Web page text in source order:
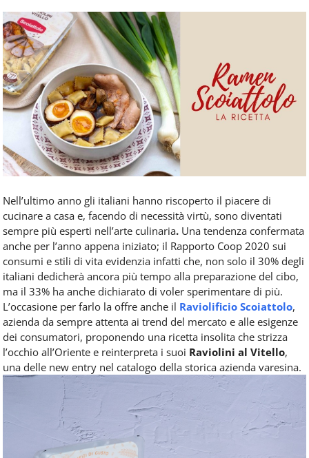
Service
e
tutte
le
novità
del
comparto
Horeca.
Nell’ultimo anno gli italiani hanno riscoperto il piacere di
cucinare a casa e, facendo di necessità virtù, sono diventati
sempre più esperti nell’arte culinaria. Una tendenza confermata
anche per l’anno appena iniziato; il Rapporto Coop 2020 sui
consumi e stili di vita evidenzia infatti che, non solo il 30% degli
italiani dedicherà ancora più tempo alla preparazione del cibo,
ma il 33% ha anche dichiarato di voler sperimentare di più.
L’occasione per farlo la offre anche il Raviolificio Scoiattolo,
azienda da sempre attenta ai trend del mercato e alle esigenze
dei consumatori, proponendo una ricetta insolita che strizza
l’occhio all’Oriente e reinterpreta i suoi Raviolini al Vitello,
una delle new entry nel catalogo della storica azienda varesina.